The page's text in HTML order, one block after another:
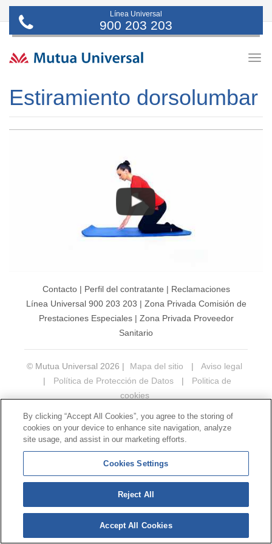
Línea Universal
900 203 203
Estiramiento dorsolumbar
Contacto| Perfil del contratante | Reclamaciones
Línea Universal 900 203 203 | Zona Privada Comisión de
Prestaciones Especiales| Zona Privada Proveedor
Sanitario
© Mutua Universal 2026 | Mapa del sitio |
Aviso legal
|
Política de Protección de Datos |
Politica de
cookies
By clicking “Accept All Cookies”, you agree to the storing of
cookies on your device to enhance site navigation, analyze
site usage, and assist in our marketing efforts.
Cookies Settings
Reject All
Accept All Cookies